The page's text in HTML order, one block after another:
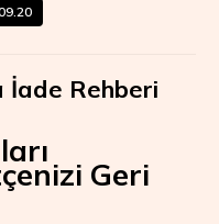
İade Rehberi
Geri